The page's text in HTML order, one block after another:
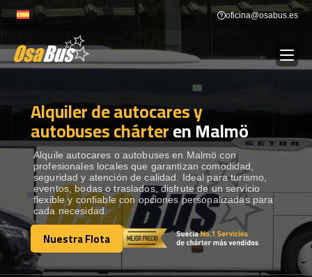
to
oficina@osabus.es
ALQUILER DE AUTOCARES
DESTINOS Show dropdown
RECORRIDAS Show dropdown
FLOTA
Alquiler de autocares y
autobuses chárteren Malmö
Alquile autocares o autobuses en Malmö con
profesionales locales que garantizan comodidad,
seguridad y atención de calidad. Ideal para turismo,
eventos, bodas o traslados, disfrute de un servicio
flexible y confiable con opciones personalizadas para
cada necesidad.
Nuestra Flota
Nuestra Flota